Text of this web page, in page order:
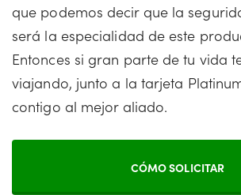
que podemos decir que la
será la especialidad de este
Entonces si gran parte de tu vida
viajando, junto a la tarjeta
contigo al mejor aliado.
CÓMO SOLICITAR